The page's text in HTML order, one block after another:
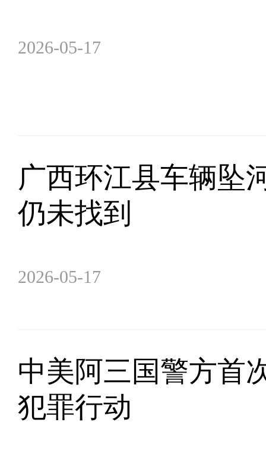
2026-05-17
广西环江县车辆坠
仍未找到
2026-05-17
中美阿三国警方首
犯罪行动